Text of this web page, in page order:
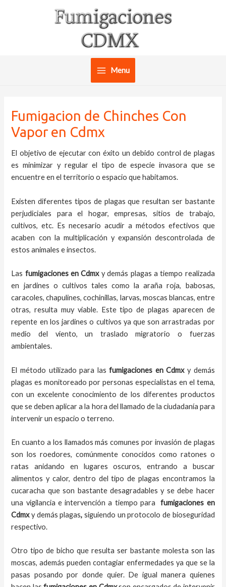
Main
Menu
Fumigacion de Chinches Con
Vapor en Cdmx
El objetivo de ejecutar con éxito un debido control de plagas
es minimizar y regular el tipo de especie invasora que se
encuentre en el territorio o espacio que habitamos.
Existen diferentes tipos de plagas que resultan ser bastante
perjudiciales para el hogar, empresas, sitios de trabajo,
cultivos, etc. Es necesario acudir a métodos efectivos que
acaben con la multiplicación y expansión descontrolada de
estos animales e insectos.
Las fumigacionesenCdmx y demás plagas atiempo realizada
en jardines o cultivos tales como la araña roja, babosas,
caracoles, chapulines, cochinillas, larvas, moscas blancas, entre
otras, resulta muy viable. Este tipo de plagas aparecen de
repente en los jardines o cultivos ya que son arrastradas por
medio del viento, un traslado migratorio o fuerzas
ambientales.
El método utilizado para las fumigaciones en Cdmxy demás
plagas es monitoreado por personas especialistas en el tema,
con un excelente conocimiento de los diferentes productos
que se deben aplicar a la hora del llamado de la ciudadanía para
intervenir un espacio o terreno.
En cuanto a los llamados más comunes por invasión de plagas
son los roedores, comúnmente conocidos como ratones o
ratas anidando en lugares oscuros, entrando a buscar
alimentos y calor, dentro del tipo de plagas encontramos la
cucaracha que son bastante desagradables y se debe hacer
una vigilancia e intervención a tiempo parafumigaciones en
Cdmx y demás plagas,siguiendo un protocolo de bioseguridad
respectivo.
Otro tipo de bicho que resulta ser bastante molesta son las
moscas, además pueden contagiar enfermedades ya que se la
pasas posando por donde quier. De igual manera quienes